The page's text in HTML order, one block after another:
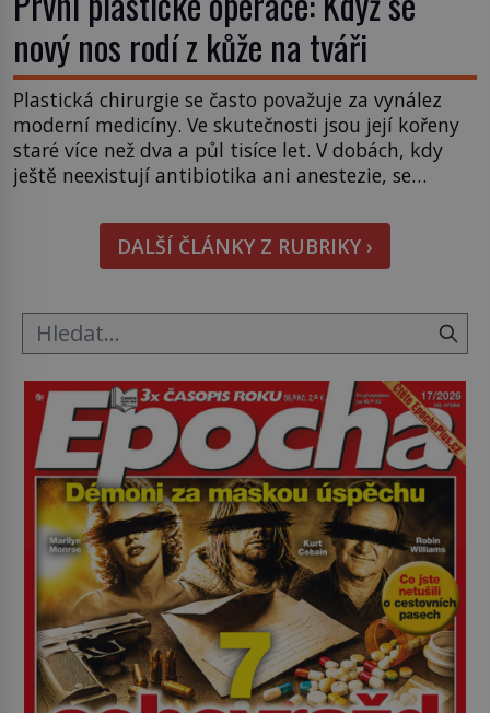
nový nos rodí z kůže na tváři
Plastická chirurgie se často považuje za vynález
moderní medicíny. Ve skutečnosti jsou její kořeny
staré více než dva a půl tisíce let. V dobách, kdy
ještě neexistují antibiotika ani anestezie, se
znetvořené válkou, tresty nebo nehodami. Jejich
metody jsou překvapivě promyšlené a některé
principy používají chirurgové dodnes. Úplně první
DALŠÍ ČLÁNKY Z RUBRIKY ›